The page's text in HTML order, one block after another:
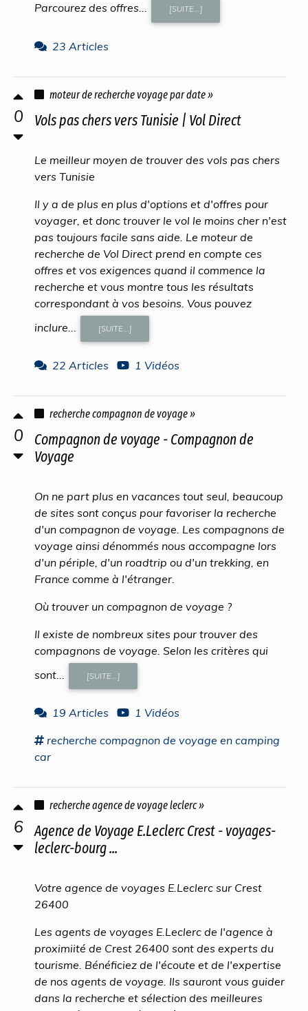
Parcourez des offres... [SUITE...]
23 Articles
0
moteur de recherche voyage par date »
Vols pas chers vers Tunisie | Vol Direct
Le meilleur moyen de trouver des vols pas chers
vers Tunisie
Il y a de plus en plus d'options et d'offres pour
voyager, et donc trouver le vol le moins cher n'est
pas toujours facile sans aide. Le moteur de
recherche de Vol Direct prend en compte ces
offres et vos exigences quand il commence la
recherche et vous montre tous les résultats
correspondant à vos besoins. Vous pouvez
inclure...
[SUITE...]
22 Articles 1 Vidéos
0
recherche compagnon de voyage »
Compagnon de voyage - Compagnon de
Voyage
On ne part plus en vacances tout seul, beaucoup
de sites sont conçus pour favoriser la recherche
d'un compagnon de voyage. Les compagnons de
voyage ainsi dénommés nous accompagne lors
d'un périple, d'un roadtrip ou d'un trekking, en
France comme à l'étranger.
Où trouver un compagnon de voyage ?
Il existe de nombreux sites pour trouver des
compagnons de voyage. Selon les critères qui
sont...
[SUITE...]
19 Articles
1 Vidéos
recherche compagnon de voyage en camping
car
6
recherche agence de voyage leclerc »
Agence de Voyage E.Leclerc Crest - voyages-
leclerc-bourg ...
Votre agence de voyages E.Leclerc sur Crest
26400
Les agents de voyages E.Leclerc de l'agence à
proximiité de Crest 26400 sont des experts du
tourisme. Bénéficiez de l'écoute et de l'expertise
de nos agents de voyage. Ils sauront vous guider
dans la recherche et sélection des meilleures